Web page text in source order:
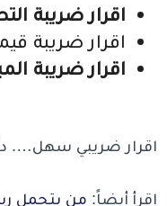
اقرار ضريبة
اقرار ضريبة
اقرار ضريبة
اقرار ضريبي سهل….
اقرأ أيضاً: من يتحمل